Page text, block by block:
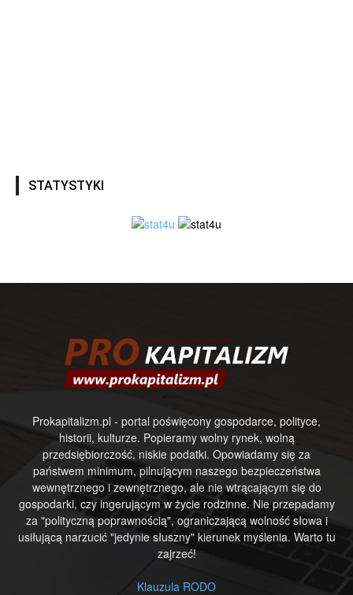
STATYSTYKI
Prokapitalizm.pl - portal poświęcony gospodarce, polityce,
historii, kulturze. Popieramy wolny rynek, wolną
przedsiębiorczość, niskie podatki. Opowiadamy się za
państwem minimum, pilnującym naszego bezpieczeństwa
wewnętrznego i zewnętrznego, ale nie wtrącającym się do
gospodarki, czy ingerującym w życie rodzinne. Nie przepadamy
za "polityczną poprawnością", ograniczającą wolność słowa i
usiłującą narzucić "jedynie słuszny" kierunek myślenia. Warto tu
zajrzeć!
Klauzula RODO